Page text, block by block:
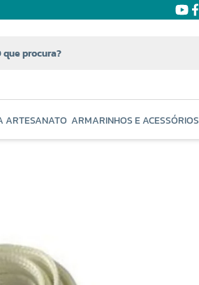
ARTESANATO ARMARINHOS E ACESSÓRIOS